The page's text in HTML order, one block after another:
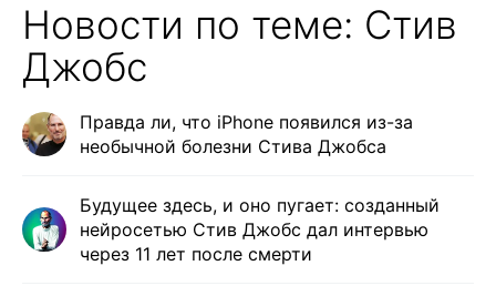
Новости по теме: Стив
Джобс
Правда ли, что iPhone появился из-за
необычной болезни Стива Джобса
Будущее здесь, и оно пугает: созданный
нейросетью Стив Джобс дал интервью
через 11 лет после смерти